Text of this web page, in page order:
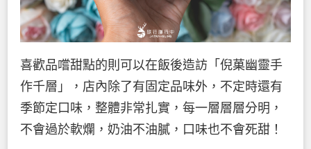
喜歡品嚐甜點的則可以在飯後造訪「倪菓幽靈手
作千層」，店內除了有固定品味外，不定時還有
季節定口味，整體非常扎實，每一層層層分明，
不會過於軟爛，奶油不油膩，口味也不會死甜！